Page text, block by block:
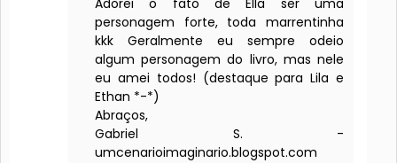
Adorei o fato de Ella ser uma
personagem forte, toda marrentinha
kkk Geralmente eu sempre odeio
algum personagem do livro, mas nele
eu amei todos! (destaque para Lila e
Ethan *-*)
Abraços,
Gabriel S. -
umcenarioimaginario.blogspot.com